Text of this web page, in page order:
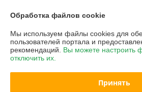
Показать все
О нас
Контакты
Обработка файлов cookie
Мы используем файлы cookies для
пользователей портала и
рекомендаций. Вы можете настроить
отключить их.
Принять